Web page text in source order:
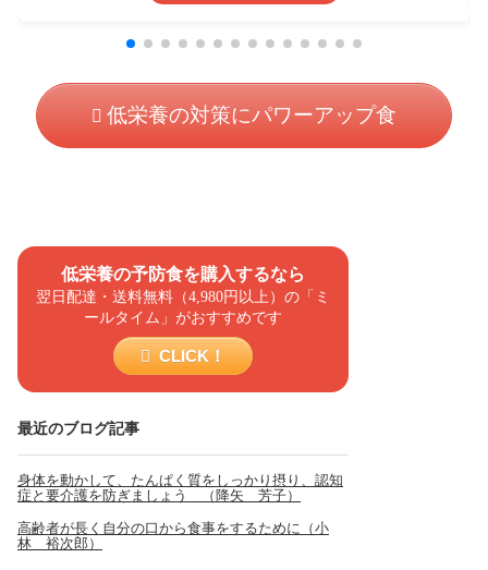
低栄養の予防食を購入するなら
翌日配達・送料無料（4,980円以上）の「ミ
ールタイム」がおすすめです
CLICK！
最近のブログ記事
身体を動かして、たんぱく質をしっかり摂り、認知
症と要介護を防ぎましょう （降矢 芳子）
高齢者が長く自分の口から食事をするために（小
林 裕次郎）
低栄養の対策にパワーアップ食